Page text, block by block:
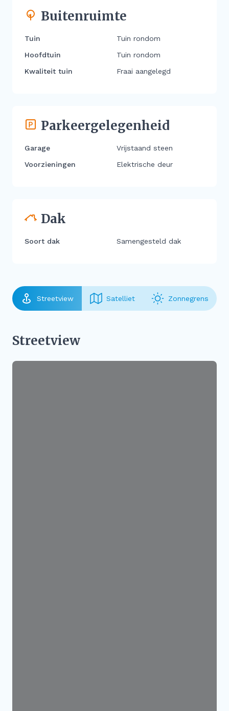
Buitenruimte
Tuin
Tuin rondom
Hoofdtuin
Tuin rondom
Kwaliteit tuin
Fraai aangelegd
Parkeergelegenheid
Garage
Vrijstaand steen
Voorzieningen
Elektrische deur
Dak
Soort dak Samengesteld dak
Streetview Satelliet Zonnegrens
Streetview